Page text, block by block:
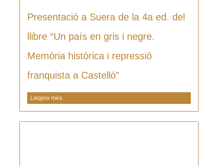
Presentació a Suera de la 4a ed. del
llibre “Un país en gris i negre.
Memòria històrica i repressió
franquista a Castelló”
Llegeix més